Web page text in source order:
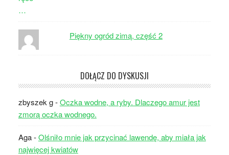
Piękny ogród zimą, część 2
DOŁĄCZ DO DYSKUSJI
zbyszek g-Oczka wodne, a ryby. Dlaczego amur jest
zmorą oczka wodnego.
Aga-Olśniło mnie jak przycinać lawendę, aby miała jak
najwięcej kwiatów